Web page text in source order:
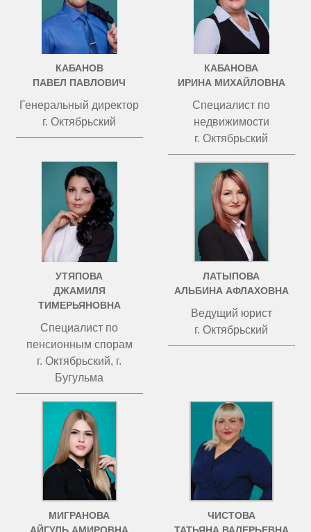
КАБАНОВ
ПАВЕЛ ПАВЛОВИЧ
Генеральный директор
г. Октябрьский
КАБАНОВА
ИРИНА МИХАЙЛОВНА
Специалист по
недвижимости
г. Октябрьский
УТЯПОВА
ДЖАМИЛЯ
ТИМЕРЬЯНОВНА
Специалист по
пенсионным спорам
г. Октябрьский, г.
Бугульма
ЛАТЫПОВА
АЛЬБИНА АФЛАХОВНА
Ведущий юрист
г. Октябрьский
МИГРАНОВА
ЧИСТОВА